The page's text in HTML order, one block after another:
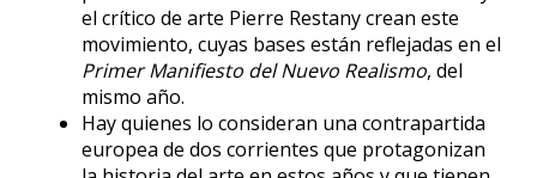
el crítico de arte Pierre Restany crean este
movimiento, cuyas bases están reflejadas en el
Primer Manifiesto del Nuevo Realismo, del
mismo año.
Hay quienes lo consideran una contrapartida
europea de dos corrientes que protagonizan